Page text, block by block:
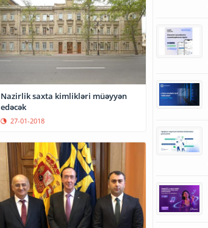
Nazirlik saxta kimlikləri müəyyən
edəcək
27-01-2018